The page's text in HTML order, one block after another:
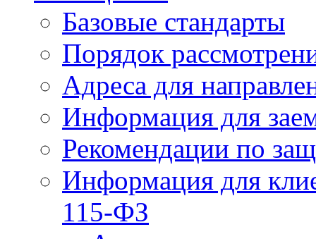
Базовые стандарты
Порядок
Адреса для
Информация для
Рекомендации по
Информация для
115-ФЗ